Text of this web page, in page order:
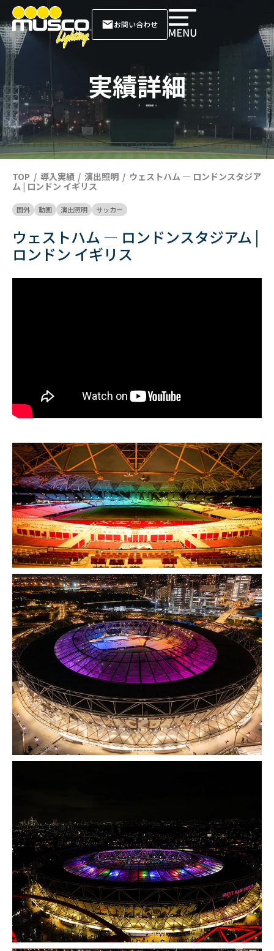
お問い合わせ
実績詳細
TOP 導入実績 演出照明
ウェストハム — ロンドンスタジア
ム | ロンドン イギリス
国外 動画 演出照明 サッカー
ウェストハム — ロンドンスタジアム |
ロンドン イギリス